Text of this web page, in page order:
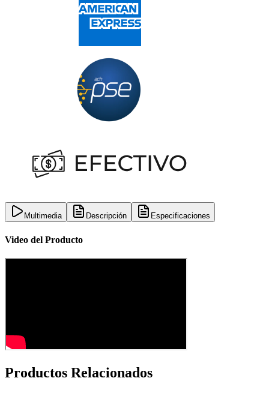
Multimedia Descripción Especificaciones
Video del Producto
Productos Relacionados